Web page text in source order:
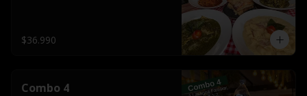
$36.990
Combo 4